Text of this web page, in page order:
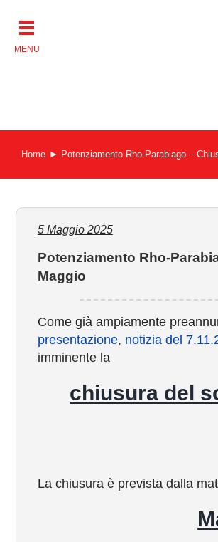
contenuto
Home Potenziamento Rho-Parabiago –
5 Maggio 2025
Potenziamento Rho-
Maggio
Come già ampiamente
presentazione, notizia del
imminente la
chiusura del
La chiusura è prevista dalla